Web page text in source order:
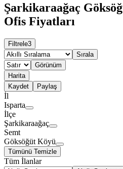
Şarkikaraağaç
Ofis Fiyatları
Filtrele3
Sırala
Görünüm
Harita
Kaydet
Paylaş
İl
Isparta
İlçe
Şarkikaraağaç
Semt
Göksöğüt Köyü
Tümünü Temizle
Tüm İlanlar